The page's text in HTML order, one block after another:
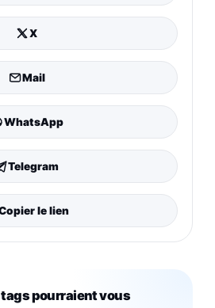
X
Mail
WhatsApp
Telegram
le lien
tags pourraient vous